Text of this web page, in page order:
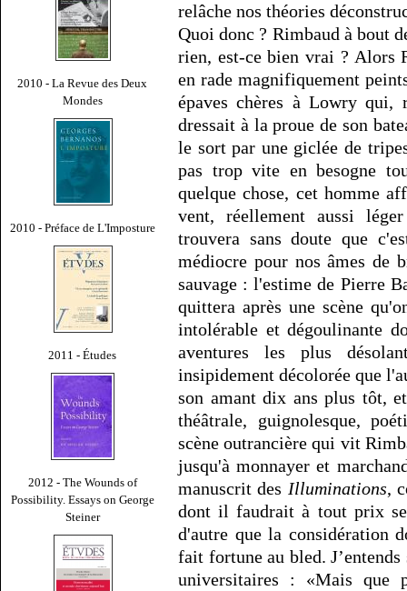
2010 - La Revue des Deux
Mondes
2010 - Préface de L'Imposture
2011 - Études
2012 - The Wounds of
Possibility. Essays on George
Steiner
relâche nos théories
Quoi donc ? Rimbaud à bout
rien, est-ce bien vrai ? Alors
en rade magnifiquement
épaves chères à Lowry
dressait à la proue de son
le sort par une giclée de
pas trop vite en besogne
quelque chose, cet homme
vent, réellement aussi
trouvera sans doute que
médiocre pour nos âmes de
sauvage : l'estime de Pierre
quittera après une scène
intolérable et dégoulinante
aventures les plus
insipidement décolorée que
son amant dix ans plus tôt,
théâtrale, guignolesque,
scène outrancière qui vit
jusqu'à monnayer et
manuscrit des Illuminations,
dont il faudrait à tout prix
d'autre que la considération
fait fortune au bled.
universitaires : «Mais que